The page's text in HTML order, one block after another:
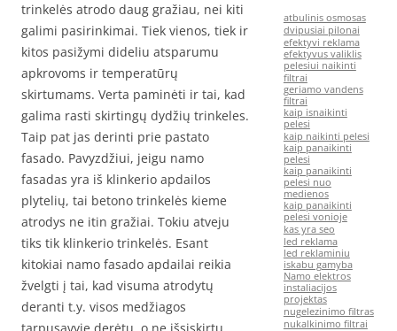
trinkelės atrodo daug gražiau, nei kiti
galimi pasirinkimai. Tiek vienos, tiek ir
kitos pasižymi dideliu atsparumu
apkrovoms ir temperatūrų
skirtumams. Verta paminėti ir tai, kad
galima rasti skirtingų dydžių trinkeles.
Taip pat jas derinti prie pastato
fasado. Pavyzdžiui, jeigu namo
fasadas yra iš klinkerio apdailos
plytelių, tai betono trinkelės kieme
atrodys ne itin gražiai. Tokiu atveju
tiks tik klinkerio trinkelės. Esant
kitokiai namo fasado apdailai reikia
žvelgti į tai, kad visuma atrodytų
deranti t.y. visos medžiagos
atbulinis osmosas
dvipusiai pilonai
efektyvi reklama
efektyvus valiklis
pelesiui naikinti
filtrai
geriamo vandens
filtrai
kaip isnaikinti
pelesi
kaip naikinti pelesi
kaip panaikinti
pelesi
kaip panaikinti
pelesi nuo
medienos
kaip panaikinti
pelesi vonioje
kas yra seo
led reklama
led reklaminiu
iskabu gamyba
Namo elektros
instaliacijos
projektas
nugelezinimo filtras
nukalkinimo filtrai